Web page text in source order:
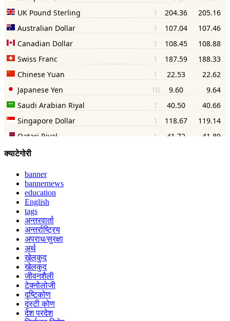
क्याटेगोरी
banner
bannernews
education
English
tags
अन्तरवार्ता
अन्तर्राष्ट्रिय
अपराध/सुरक्षा
अर्थ
खेलकुद
खेलकुद
जीवनशैली
टेक्नोलोजी
दृष्टिकोण
दृस्टी कोण
देश परदेश